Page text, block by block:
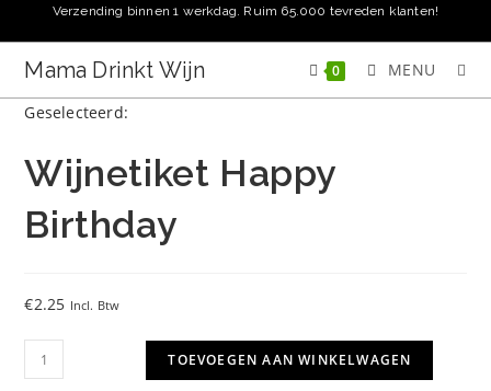
naar
inhoud
Verzending binnen 1 werkdag. Ruim 65.000 tevreden klanten!
Mama Drinkt Wijn 0 MENU
Geselecteerd:
Wijnetiket Happy
Birthday
€2.25 Incl. Btw
Wijnetiket
Happy
TOEVOEGEN AAN WINKELWAGEN